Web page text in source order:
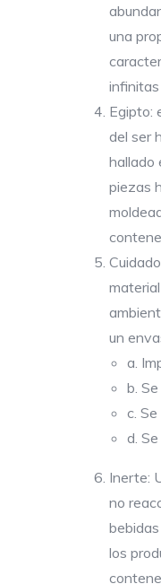
una
infinitas
Egipto:
del ser
hallado
piezas
un
a.
b.
c.
d.
Inerte:
no
los